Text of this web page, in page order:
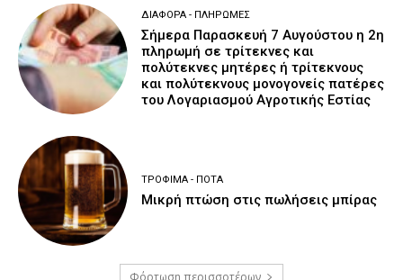
ΔΙΆΦΟΡΑ - ΠΛΗΡΩΜΈΣ
Σήμερα Παρασκευή 7 Αυγούστου η 2η
πληρωμή σε τρίτεκνες και
πολύτεκνες μητέρες ή τρίτεκνους
και πολύτεκνους μονογονείς πατέρες
του Λογαριασμού Αγροτικής Εστίας
ΤΡΌΦΙΜΑ - ΠΟΤΆ
Μικρή πτώση στις πωλήσεις μπίρας